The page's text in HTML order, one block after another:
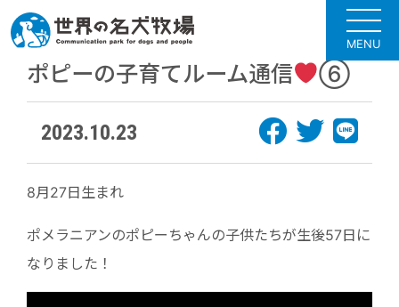
MENU
ポピーの子育てルーム通信 ⑥
2023.10.23
8月27日生まれ
ポメラニアンのポピーちゃんの子供たちが生後57日に
なりました！